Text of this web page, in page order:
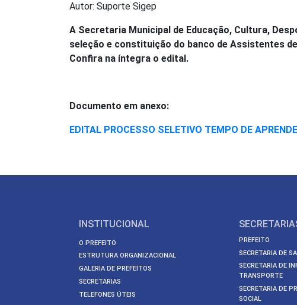
Autor: Suporte Sigep
A Secretaria Municipal de Educação, Cultura,
seleção e constituição do banco de Assistentes
Confira na íntegra o edital.
Documento em anexo:
EDITAL PROCESSO SELETIVO TEMPO DE
INSTITUCIONAL
O PREFEITO
ESTRUTURA ORGANIZACIONAL
GALERIA DE PREFEITOS
SECRETARIAS
TELEFONES ÚTEIS
PREFEITO
SECRETARIA DE
SECRETARIA DE
TRANSPORTE
SECRETARIA DE
SOCIAL